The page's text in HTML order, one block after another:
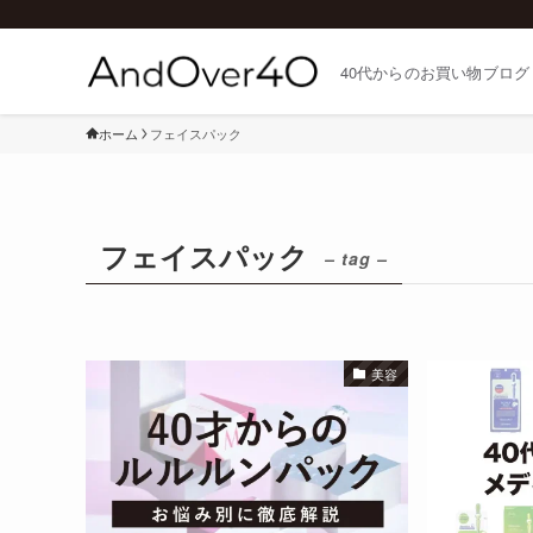
40代からのお買い物ブログ
ホーム フェイスパック
フェイスパック – tag –
美容